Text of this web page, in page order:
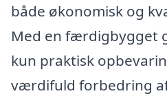
både økonomisk og
Med en færdigbygget
kun praktisk
værdifuld forbedring